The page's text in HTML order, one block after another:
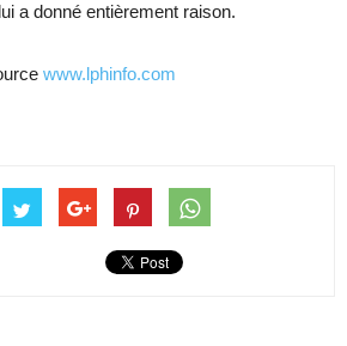
a donné entièrement raison.
www.lphinfo.com